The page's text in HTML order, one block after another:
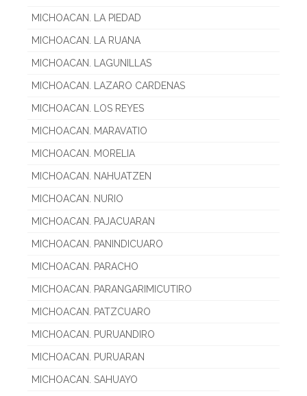
MICHOACAN. LA PIEDAD
MICHOACAN. LA RUANA
MICHOACAN. LAGUNILLAS
MICHOACAN. LAZARO CARDENAS
MICHOACAN. LOS REYES
MICHOACAN. MARAVATIO
MICHOACAN. MORELIA
MICHOACAN. NAHUATZEN
MICHOACAN. NURIO
MICHOACAN. PAJACUARAN
MICHOACAN. PANINDICUARO
MICHOACAN. PARACHO
MICHOACAN. PARANGARIMICUTIRO
MICHOACAN. PATZCUARO
MICHOACAN. PURUANDIRO
MICHOACAN. PURUARAN
MICHOACAN. SAHUAYO